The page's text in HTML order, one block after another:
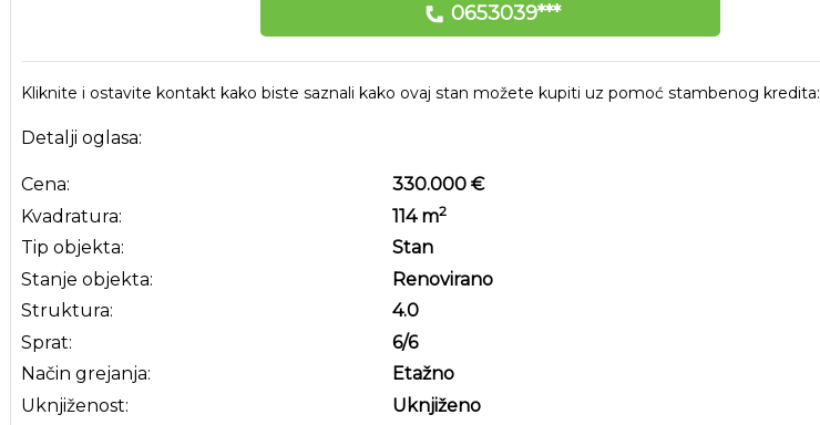
0653039***
Kliknite i ostavite kontakt kako biste saznali kako ovaj stan možete kupiti uz pomoć stambenog kredita:
Detalji oglasa:
Cena:
Kvadratura:
Tip objekta:
Stanje objekta:
Struktura:
Sprat:
Način grejanja:
Uknjiženost:
330.000 €
114m2
Stan
Renovirano
4.0
6/6
Etažno
Uknjiženo